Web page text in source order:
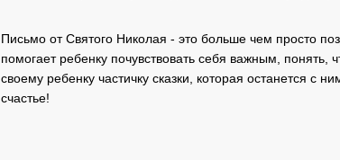
Письмо от Святого Николая - это больше чем просто
помогает ребенку почувствовать себя важным,
своему ребенку частичку сказки, которая останется с
счастье!